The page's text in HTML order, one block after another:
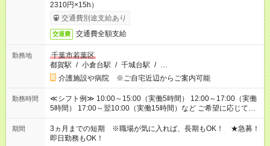
2310円×15h）
交通費別途支給あり
交通費 交通費全額支給
勤務地
千葉市若葉区
都賀駅 / 小倉台駅 / 千城台駅 / …
介護施設や病院 ※ご自宅近辺からご案内可能
勤務時間
≪シフト例≫ 10:00～15:00（実働5時間） 12:00～17:00（実働
5時間） 17:00～翌10:00（実働15時間）など ご希望に応じて、
働く時間は調整できます！ お気軽に担当へ相談ください！
期間
3ヵ月までの短期 ※職場が気に入れば、長期もOK！ ★急募！
即日勤務もOK！